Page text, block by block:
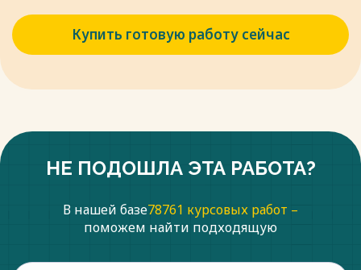
Купить готовую работу сейчас
НЕ ПОДОШЛА ЭТА РАБОТА?
В нашей базе78761 курсовых работ –
поможем найти подходящую